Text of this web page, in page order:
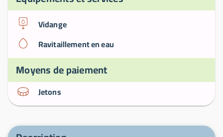
Vidange
Ravitaillement en eau
Moyens de paiement
Jetons